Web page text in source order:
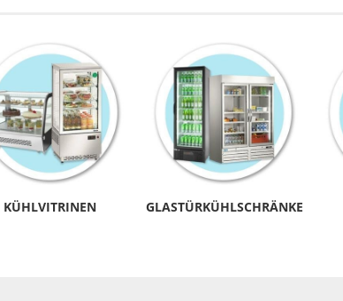
KÜHLVITRINEN GLASTÜRKÜHLSCHRÄNKE